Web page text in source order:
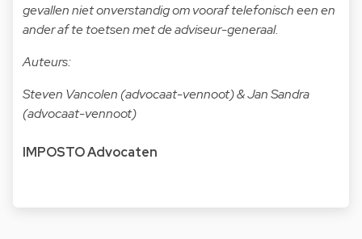
gevallen niet onverstandig om vooraf telefonisch een en
ander af te toetsen met de adviseur-generaal.
Auteurs:
Steven Vancolen (advocaat-vennoot) & Jan Sandra
(advocaat-vennoot)
IMPOSTO Advocaten